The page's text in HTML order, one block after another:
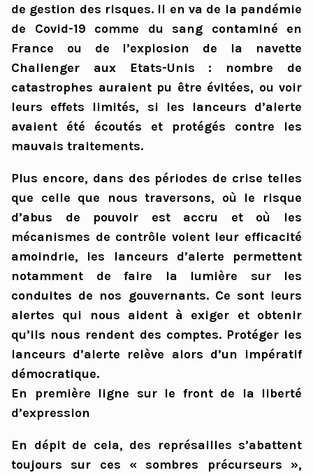
de gestion des risques. Il en va de la pandémie
de Covid-19 comme du sang contaminé en
France ou de l’explosion de la navette
Challenger aux Etats-Unis : nombre de
catastrophes auraient pu être évitées, ou voir
leurs effets limités, si les lanceurs d’alerte
avaient été écoutés et protégés contre les
mauvais traitements.
Plus encore, dans des périodes de crise telles
que celle que nous traversons, où le risque
d’abus de pouvoir est accru et où les
mécanismes de contrôle voient leur efficacité
amoindrie, les lanceurs d’alerte permettent
notamment de faire la lumière sur les
conduites de nos gouvernants. Ce sont leurs
alertes qui nous aident à exiger et obtenir
qu’ils nous rendent des comptes. Protéger les
lanceurs d’alerte relève alors d’un impératif
démocratique.
En première ligne sur le front de la liberté
d’expression
En dépit de cela, des représailles s’abattent
toujours sur ces « sombres précurseurs »,